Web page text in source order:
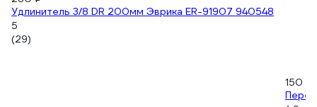
Удлинитель 3/8 DR 200мм Эврика ER-91907 940548
5
(29)
150 ₽